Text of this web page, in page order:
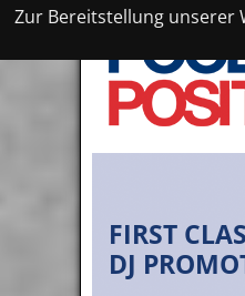
Zur Bereitstellung unserer
FIRST
DJ